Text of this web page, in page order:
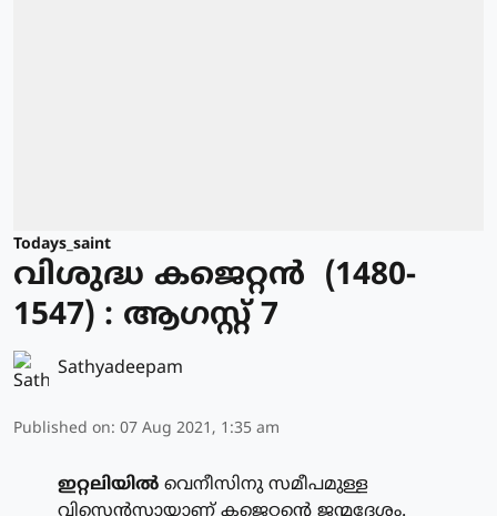
Todays_saint
വിശുദ്ധ കജെറ്റന്‍ (1480-
1547) : ആഗസ്റ്റ് 7
Sathyadeepam
Published on: 07 Aug 2021, 1:35 am
ഇറ്റലിയില്‍ വെനീസിനു സമീപമുള്ള
വിസെന്‍സായാണ് കജെറ്റന്റെ ജന്മദേശം.